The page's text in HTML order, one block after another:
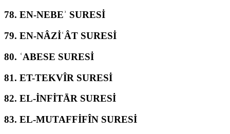
78. EN-NEBEʾ SURESİ
79. EN-NÂZİʿÂT SURESİ
80. ʿABESE SURESİ
81. ET-TEKVÎR SURESİ
82. EL-İNFİTĀR SURESİ
83. EL-MUTAFFİFÎN SURESİ